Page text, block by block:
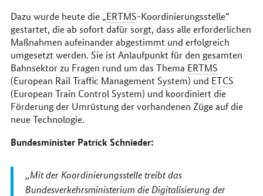
Dazu wurde heute die „ERTMS-Koordinierungsstelle“
gestartet, die ab sofort dafür sorgt, dass alle erforderlichen
Maßnahmen aufeinander abgestimmt und erfolgreich
umgesetzt werden. Sie ist Anlaufpunkt für den gesamten
Bahnsektor zu Fragen rund um das Thema ERTMS
(European Rail Traffic Management System) und ETCS
(European Train Control System) und koordiniert die
Förderung der Umrüstung der vorhandenen Züge auf die
neue Technologie.
Bundesminister Patrick Schnieder:
Mit der Koordinierungsstelle treibt das
Bundesverkehrsministerium die Digitalisierung der